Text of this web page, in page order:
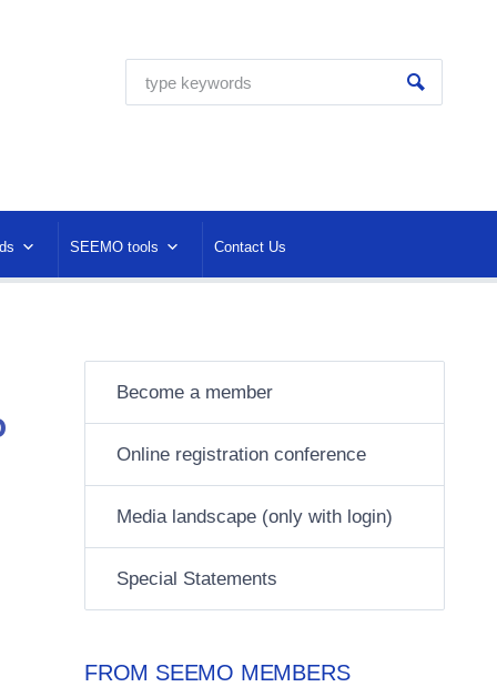
SEEMO tools Contact Us
Become a member
Online registration conference
Media landscape (only with login)
Special Statements
FROM SEEMO MEMBERS